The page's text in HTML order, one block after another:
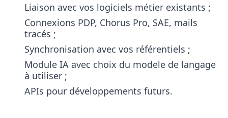
Liaison avec vos logiciels métier existants ;
Connexions PDP, Chorus Pro, SAE, mails
tracés ;
Synchronisation avec vos référentiels ;
Module IA avec choix du modele de langage
à utiliser ;
APIs pour développements futurs.